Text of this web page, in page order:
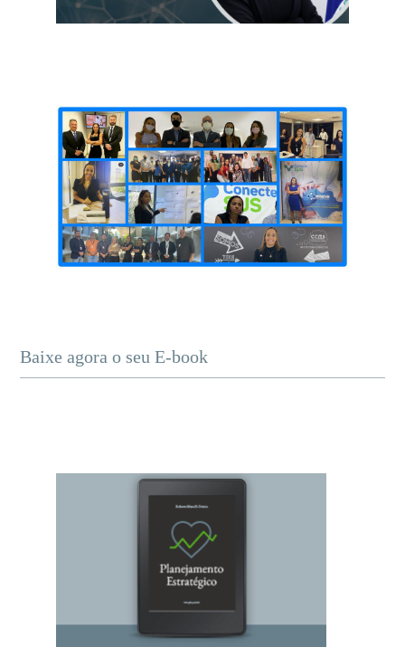
Baixe agora o seu E-book